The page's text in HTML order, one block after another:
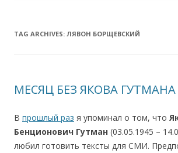
TAG ARCHIVES: ЛЯВОН БОРЩЕВСКИЙ
МЕСЯЦ БЕЗ ЯКОВА ГУТМАНА
В прошлый раз я упоминал о том, что
Бенционович Гутман (03.05.1945 –
любил готовить тексты для СМИ.